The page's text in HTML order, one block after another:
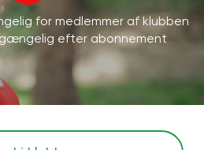
for medlemmer af klubben
efter abonnement